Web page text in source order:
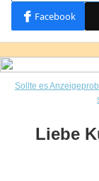
Sollte es
Liebe